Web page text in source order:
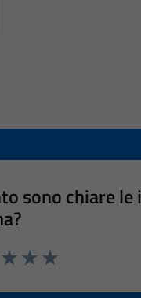
sono chiare